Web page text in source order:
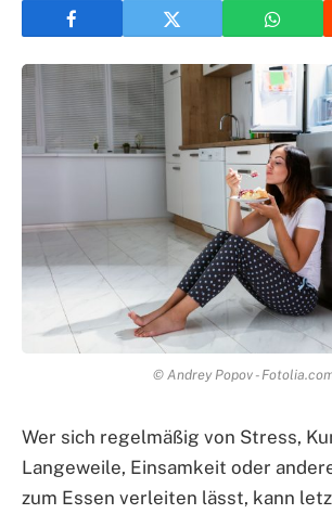
© Andrey Popov -
Wer sich regelmäßig von Stress,
Langeweile, Einsamkeit oder
zum Essen verleiten lässt, kann